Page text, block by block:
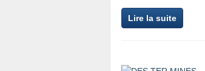
Lire la suite